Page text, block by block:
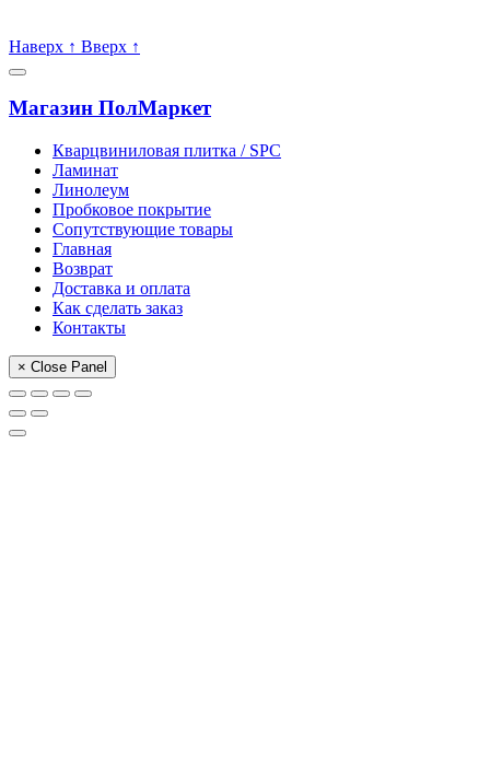
Наверх ↑ Вверх ↑
Магазин ПолМаркет
Кварцвиниловая плитка / SPС
Ламинат
Линолеум
Пробковое покрытие
Сопутствующие товары
Главная
Возврат
Доставка и оплата
Как сделать заказ
Контакты
× Close Panel